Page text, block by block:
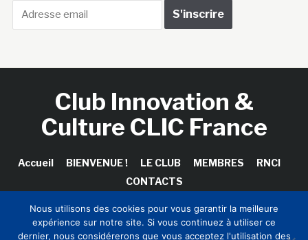
Club Innovation &
Culture CLIC France
Accueil BIENVENUE ! LE CLUB MEMBRES
RNCI
CONTACTS
Nous utilisons des cookies pour vous garantir la meilleure
expérience sur notre site. Si vous continuez à utiliser ce
dernier, nous considérerons que vous acceptez l'utilisation des